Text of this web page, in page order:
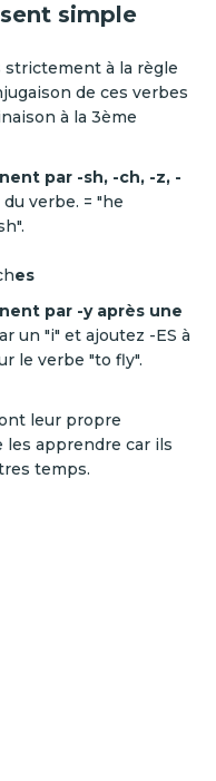
simple
à la règle
de ces verbes
à la 3ème
par -sh, -ch, -z, -
verbe. = "he
es
par -y après une
un "i" et ajoutez -ES à
le verbe "to fly".
leur propre
les apprendre car ils
temps.